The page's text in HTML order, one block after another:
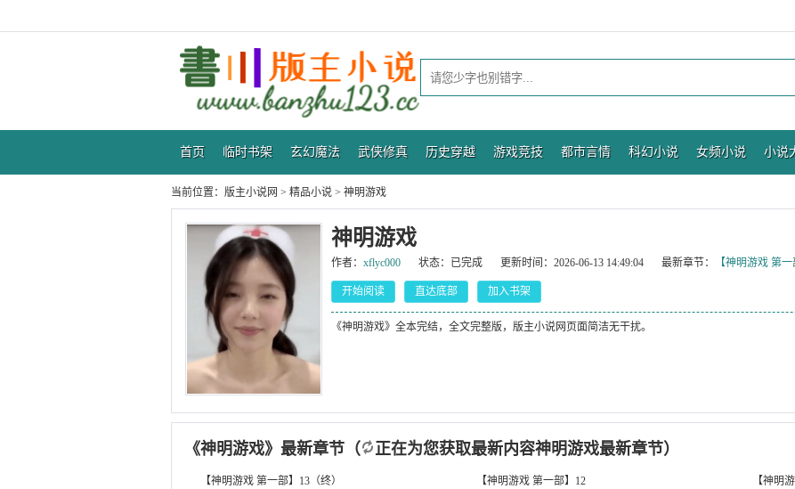
首页 临时书架 玄幻魔法 武侠修真 历史穿越 游戏竞技 都市言情 科幻小说 女频小说 小说
当前位置： 版主小说网 > 精品小说 > 神明游戏
神明游戏
作者： xflyc000 状态： 已完成 更新时间： 2026-06-13 14:49:04 最新章节： 【神明游戏 第一
开始阅读 直达底部 加入书架
《神明游戏》全本完结，全文完整版，版主小说网页面简洁无干扰。
《神明游戏》最新章节 （ 正在为您获取最新内容神明游戏最新章节）
【神明游戏 第一部】13（终） 【神明游戏 第一部】12 【神明